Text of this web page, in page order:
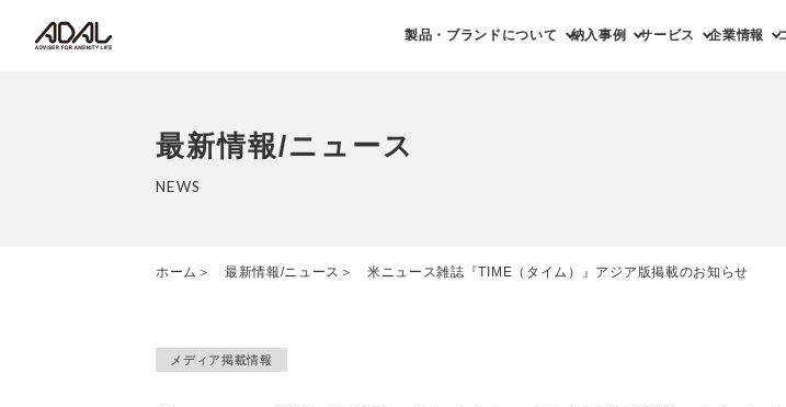
製品・ブランドについて 納入事例 サービス 企業情報
最新情報/ニュース
NEWS
ホーム 最新情報/ニュース 米ニュース雑誌『TIME（タイム）』アジア版掲載のお知らせ
メディア掲載情報